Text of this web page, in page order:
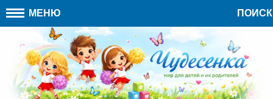
МЕНЮ ПОИСК